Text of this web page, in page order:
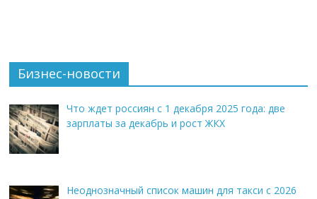
Бизнес-новости
Что ждет россиян с 1 декабря 2025 года: две
зарплаты за декабрь и рост ЖКХ
Неоднозначный список машин для такси с 2026